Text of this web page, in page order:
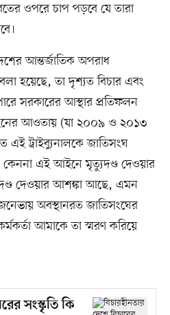
ওপরে চাপ পড়বে যে তারা
আন্তর্জাতিক অপরাধ
বলা হয়েছে, তা দৃশ্যত বিচার এবং
সরকারের আস্থার প্রতিফলন
আওতায় (যা ২০০৯ ও ২০১৩
এই ট্রাইব্যুনালকে জাতিসংঘ
কেননা এই আইনে মৃত্যুদণ্ড দেওয়ার
দেওয়ার আশঙ্কা আছে, এমন
অবস্থানরত জাতিসংঘের
আমাকে তা স্মরণ করিয়ে
সংস্কৃতি কি